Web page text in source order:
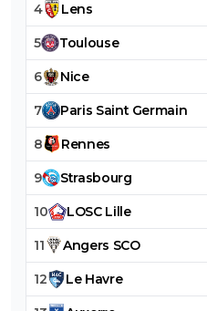
4 Lens
5 Toulouse
6 Nice
7 Paris Saint Germain
8 Rennes
9 Strasbourg
10 LOSC Lille
11 Angers SCO
12 Le Havre